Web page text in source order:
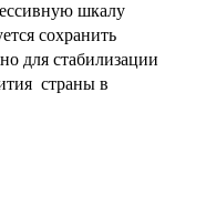
шкалу
сохранить
для стабилизации
страны в